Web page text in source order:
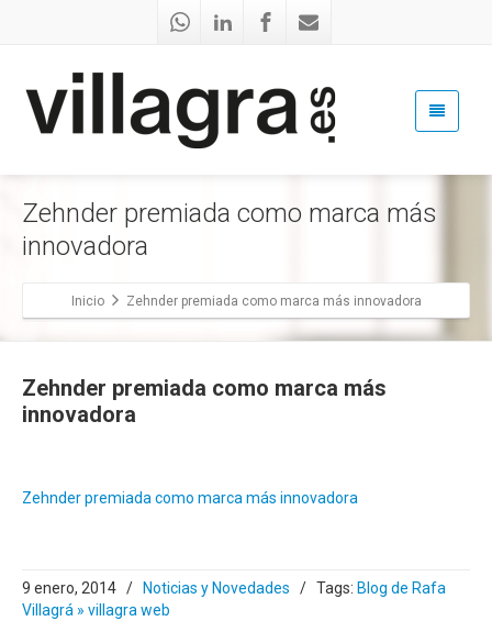
Zehnder premiada como marca más
innovadora
Inicio Zehnder premiada como marca más innovadora
Zehnder premiada como marca más
innovadora
Zehnder premiada como marca más innovadora
9 enero, 2014 / Noticias y Novedades / Tags: Blog de Rafa
Villagrá » villagra web